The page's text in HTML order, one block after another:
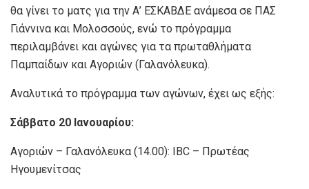
θα γίνει το ματς για την Α’ ΕΣΚΑΒΔΕ ανάμεσα σε ΠΑΣ
Γιάννινα και Μολοσσούς, ενώ το πρόγραμμα
περιλαμβάνει και αγώνες για τα πρωταθλήματα
Παμπαίδων και Αγοριών (Γαλανόλευκα).
Αναλυτικά το πρόγραμμα των αγώνων, έχει ως εξής:
Σάββατο 20 Ιανουαρίου:
Αγοριών – Γαλανόλευκα (14.00): IBC – Πρωτέας
Ηγουμενίτσας